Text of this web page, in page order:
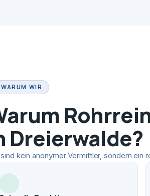
WARUM WIR
Dreierwalde?
kein anonymer Vermittler, sondern ein